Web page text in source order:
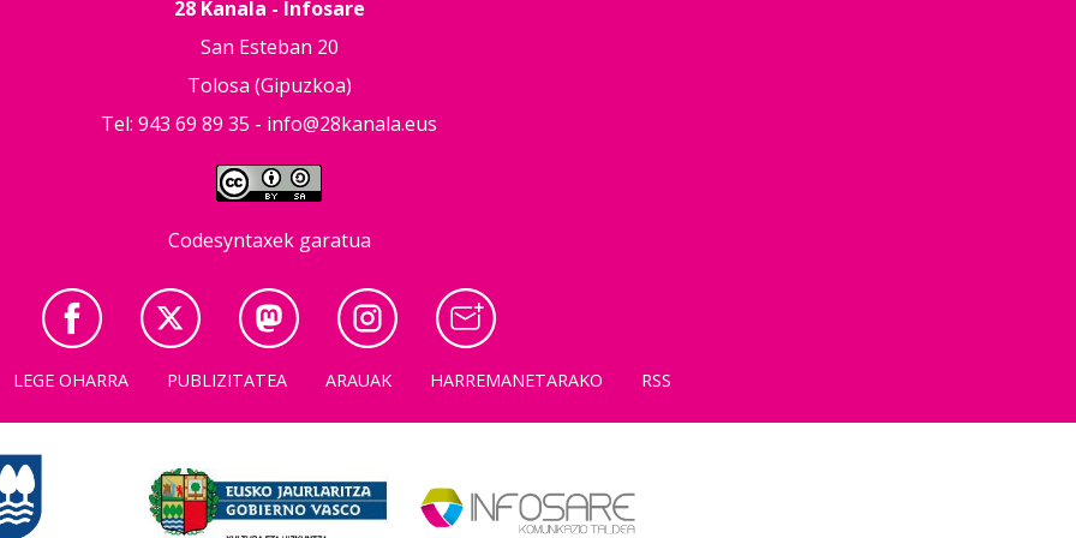
28 Kanala - Infosare
San Esteban 20
Tolosa (Gipuzkoa)
Tel: 943 69 89 35 - info@28kanala.eus
Codesyntaxek garatua
LEGE OHARRA PUBLIZITATEA ARAUAK HARREMANETARAKO RSS